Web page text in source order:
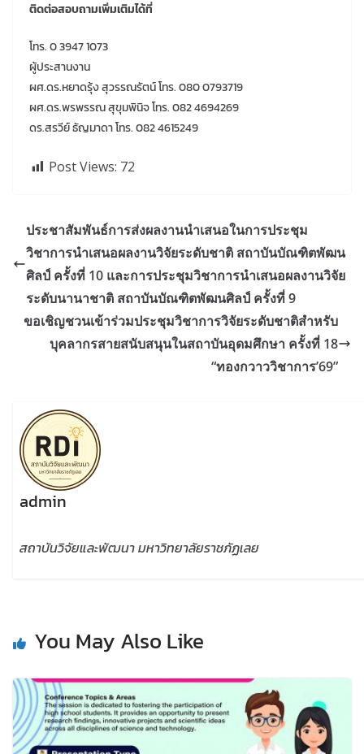
ติดต่อสอบถามเพิ่มเติมได้ที่
โทร. 0 3947 1073
ผู้ประสานงาน
ผศ.ดร.หยาดรุ้ง สุวรรณรัตน์ โทร. 080 0793719
ผศ.ดร.พรพรรณ สุขุมพินิจ โทร. 082 4694269
ดร.สรวีย์ ธัญมาดา โทร. 082 4615249
Post Views: 72
ประชาสัมพันธ์การส่งผลงานนำเสนอในการประชุม
วิชาการนำเสนอผลงานวิจัยระดับชาติ สถาบันบัณฑิตพัฒน
ศิลป์ ครั้งที่ 10 และการประชุมวิชาการนำเสนอผลงานวิจัย
ระดับนานาชาติ สถาบันบัณฑิตพัฒนศิลป์ ครั้งที่ 9
ขอเชิญชวนเข้าร่วมประชุมวิชาการวิจัยระดับชาติสำหรับ
บุคลากรสายสนับสนุนในสถาบันอุดมศึกษา ครั้งที่ 18
“ทองกวาววิชาการ’69”
admin
สถาบันวิจัยและพัฒนา มหาวิทยาลัยราชภัฏเลย
You May Also Like